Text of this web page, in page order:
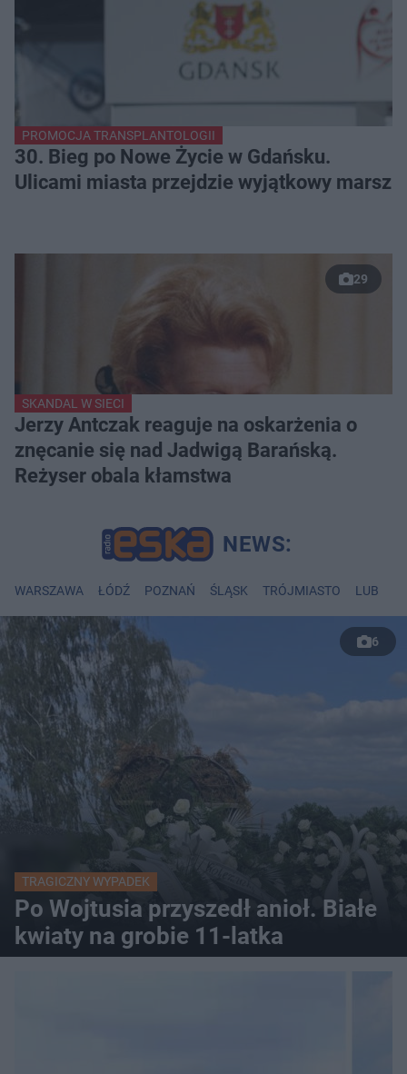
PROMOCJA TRANSPLANTOLOGII
30. Bieg po Nowe Życie w Gdańsku.
Ulicami miasta przejdzie wyjątkowy marsz
29
SKANDAL W SIECI
Jerzy Antczak reaguje na oskarżenia o
znęcanie się nad Jadwigą Barańską.
Reżyser obala kłamstwa
WARSZAWA ŁÓDŹ POZNAŃ ŚLĄSK TRÓJMIASTO LUBLIN
6
TRAGICZNY WYPADEK
Po Wojtusia przyszedł anioł. Białe
kwiaty na grobie 11-latka